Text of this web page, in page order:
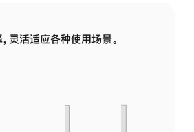
灵活适应各种使用场景。